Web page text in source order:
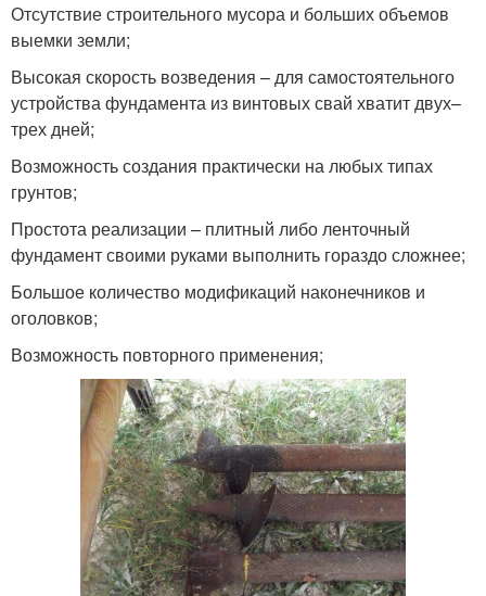
Отсутствие строительного мусора и больших объемов
выемки земли;
Высокая скорость возведения – для самостоятельного
устройства фундамента из винтовых свай хватит двух–
трех дней;
Возможность создания практически на любых типах
грунтов;
Простота реализации – плитный либо ленточный
фундамент своими руками выполнить гораздо сложнее;
Большое количество модификаций наконечников и
оголовков;
Возможность повторного применения;